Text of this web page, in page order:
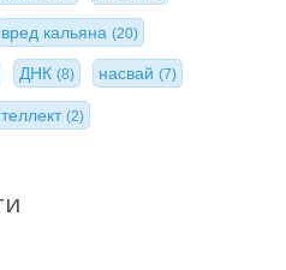
вред кальяна (20)
ДНК (8) насвай(7)
(2)